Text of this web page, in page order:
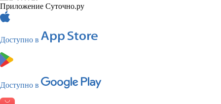
Приложение Суточно.ру
Доступно в
Доступно в